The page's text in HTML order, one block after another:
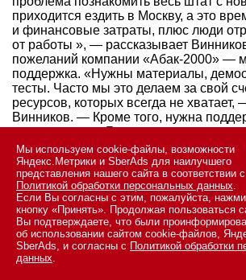
приходится ездить в Москву, а это
и финансовые затраты, плюс люди
от работы », — рассказывает
пожеланий компании «Абак-2000» —
поддержка. «Нужны материалы,
тесты. Часто мы это делаем за свой
ресурсов, которых всегда не хватает,
Винников. — Кроме того, нужна
в переговорах. Бывает, что заказчик
доверить решение задачи
нет. Нужны рекомендации вендора. И
особенно монтажных и расходные
ни планируй и согласовывай сроки,
ситуации, когда какая-то мелочь нужна
А доставить ее из Москвы не всегда
Асия Набиуллина сетует на нехватку
специалистов в регионе.
Мы используем cookie-файлы, возможности
Яндекс.Метрики и SberAds для наилучшего
представления нашего сайта в соответствии с
Политикой обработки персональных данных.
Если Вы согласны с этим, пожалуйста,
кнопку «Принять». Продолжая пользоваться
Вы подтверждаете, что были
об использовании сайтом cookie-файлов,
SberAds, и согласны с Политикой обработки
данных.